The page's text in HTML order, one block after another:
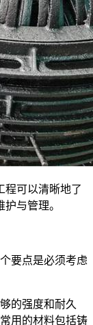
程可以清晰地了
与管理。
要点是必须考虑
的强度和耐久
用的材料包括铸